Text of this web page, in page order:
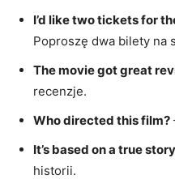
I’d like two tickets for
Poproszę dwa bilety na
The movie got great
recenzje.
Who directed this film?
It’s based on a true
historii.